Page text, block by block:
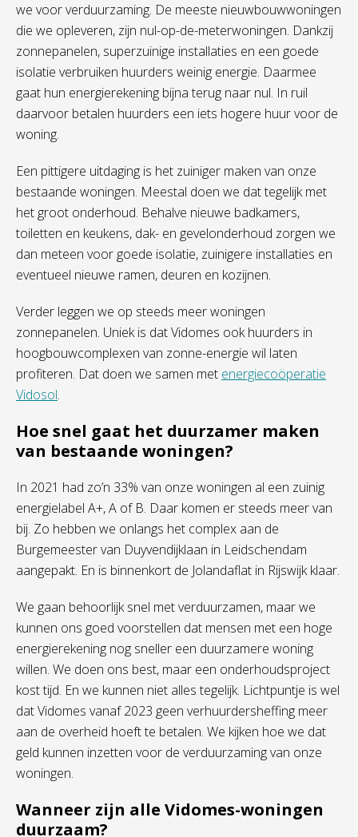
we voor verduurzaming. De meeste nieuwbouwwoningen
die we opleveren, zijn nul-op-de-meterwoningen. Dankzij
zonnepanelen, superzuinige installaties en een goede
isolatie verbruiken huurders weinig energie. Daarmee
gaat hun energierekening bijna terug naar nul. In ruil
daarvoor betalen huurders een iets hogere huur voor de
woning.
Een pittigere uitdaging is het zuiniger maken van onze
bestaande woningen. Meestal doen we dat tegelijk met
het groot onderhoud. Behalve nieuwe badkamers,
toiletten en keukens, dak- en gevelonderhoud zorgen we
dan meteen voor goede isolatie, zuinigere installaties en
eventueel nieuwe ramen, deuren en kozijnen.
Verder leggen we op steeds meer woningen
zonnepanelen. Uniek is dat Vidomes ook huurders in
hoogbouwcomplexen van zonne-energie wil laten
profiteren. Dat doen we samen met energiecoöperatie
Vidosol.
Hoe snel gaat het duurzamer maken
van bestaande woningen?
In 2021 had zo’n 33% van onze woningen al een zuinig
energielabel A+, A of B. Daar komen er steeds meer van
bij. Zo hebben we onlangs het complex aan de
Burgemeester van Duyvendijklaan in Leidschendam
aangepakt. En is binnenkort de Jolandaflat in Rijswijk klaar.
We gaan behoorlijk snel met verduurzamen, maar we
kunnen ons goed voorstellen dat mensen met een hoge
energierekening nog sneller een duurzamere woning
willen. We doen ons best, maar een onderhoudsproject
kost tijd. En we kunnen niet alles tegelijk. Lichtpuntje is wel
dat Vidomes vanaf 2023 geen verhuurdersheffing meer
aan de overheid hoeft te betalen. We kijken hoe we dat
geld kunnen inzetten voor de verduurzaming van onze
woningen.
Wanneer zijn alle Vidomes-woningen
duurzaam?